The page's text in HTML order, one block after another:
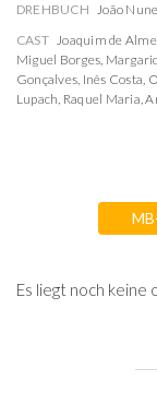
DREHBUCH João
CAST Joaquim de
Miguel Borges,
Gonçalves, Inês Costa,
Lupach, Raquel Maria,
Es liegt noch keine